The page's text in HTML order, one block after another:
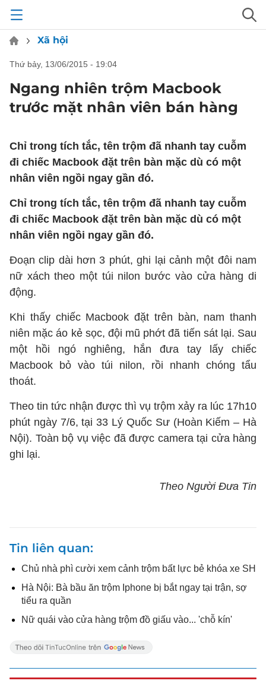
Xã hội
thứ bảy, 13/06/2015 - 19:04
Ngang nhiên trộm Macbook
trước mặt nhân viên bán hàng
Chỉ trong tích tắc, tên trộm đã nhanh tay cuỗm
đi chiếc Macbook đặt trên bàn mặc dù có một
nhân viên ngồi ngay gần đó.
Chỉ trong tích tắc, tên trộm đã nhanh tay cuỗm
đi chiếc Macbook đặt trên bàn mặc dù có một
nhân viên ngồi ngay gần đó.
Đoạn clip dài hơn 3 phút, ghi lại cảnh một đôi nam
nữ xách theo một túi nilon bước vào cửa hàng di
động.
Khi thấy chiếc Macbook đặt trên bàn, nam thanh
niên mặc áo kẻ sọc, đội mũ phớt đã tiến sát lại. Sau
một hồi ngó nghiêng, hắn đưa tay lấy chiếc
Macbook bỏ vào túi nilon, rồi nhanh chóng tẩu
thoát.
Theo tin tức nhận được thì vụ trộm xảy ra lúc 17h10
phút ngày 7/6, tại 33 Lý Quốc Sư (Hoàn Kiếm – Hà
Nội). Toàn bộ vụ việc đã được camera tại cửa hàng
ghi lại.
Theo Người Đưa Tin
Tin liên quan
Chủ nhà phì cười xem cảnh trộm bất lực bẻ khóa xe SH
Hà Nội: Bà bầu ăn trộm Iphone bị bắt ngay tại trận, sợ
tiểu ra quần
Nữ quái vào cửa hàng trộm đồ giấu vào... 'chỗ kín'